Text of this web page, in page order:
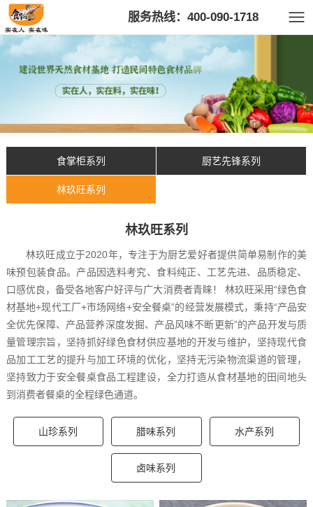
服务热线：400-090-1718
食掌柜系列 厨艺先锋系列
林玖旺系列
林玖旺系列
林玖旺成立于2020年，专注于为厨艺爱好者提供简单易制作的美
味预包装食品。产品因选料考究、食料纯正、工艺先进、品质稳定、
口感优良，备受各地客户好评与广大消费者青睐！ 林玖旺采用“绿色食
材基地+现代工厂+市场网络+安全餐桌”的经营发展模式，秉持“产品安
全优先保障、产品营养深度发掘、产品风味不断更新”的产品开发与质
量管理宗旨，坚持抓好绿色食材供应基地的开发与维护，坚持现代食
品加工工艺的提升与加工环境的优化，坚持无污染物流渠道的管理，
坚持致力于安全餐桌食品工程建设，全力打造从食材基地的田间地头
到消费者餐桌的全程绿色通道。
山珍系列 腊味系列 水产系列
卤味系列